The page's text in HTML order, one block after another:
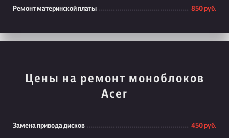
Ремонт материнской платы 850 руб.
Цены на ремонт моноблоков
Acer
Замена привода дисков 450 руб.